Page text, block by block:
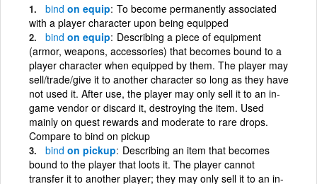
bind on equip To become permanently associated
with a player character upon being equipped
bind on equip Describing a piece of equipment
(armor, weapons, accessories) that becomes bound to a
player character when equipped by them. The player may
sell/trade/give it to another character so long as they have
not used it. After use, the player may only sell it to an in-
game vendor or discard it, destroying the item. Used
mainly on quest rewards and moderate to rare drops.
Compare to bind on pickup
bind on pickup Describing an item that becomes
bound to the player that loots it. The player cannot
transfer it to another player; they may only sell it to an in-